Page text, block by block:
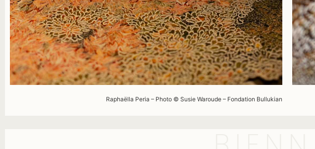
Raphaëlla Peria – Photo © Susie Waroude – Fondation Bullukian